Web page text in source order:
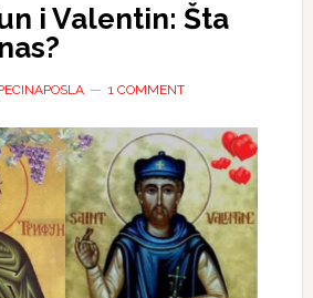
i Valentin: Šta
1 COMMENT